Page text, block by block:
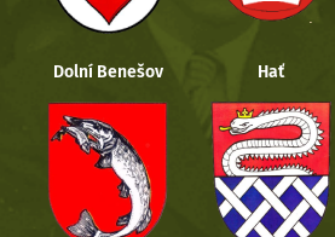
Dolní Benešov Hať